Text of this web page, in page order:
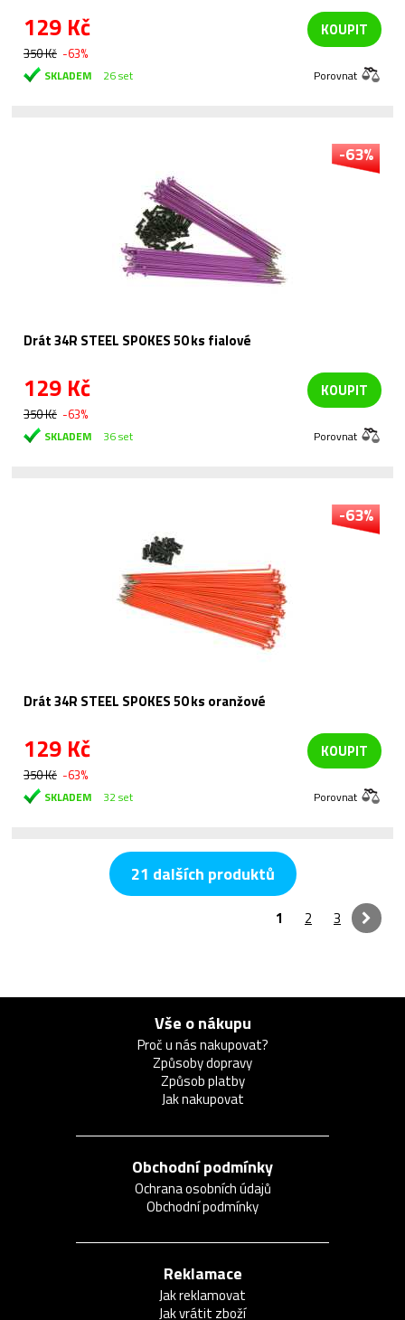
129 Kč
350 Kč -63%
KOUPIT
SKLADEM 26 set Porovnat
-63%
Drát 34R STEEL SPOKES 50 ks fialové
129 Kč
350 Kč -63%
KOUPIT
SKLADEM 36 set Porovnat
-63%
Drát 34R STEEL SPOKES 50 ks oranžové
129 Kč
350 Kč -63%
KOUPIT
SKLADEM 32 set Porovnat
21 dalších produktů
1 2 3
Vše o nákupu
Proč u nás nakupovat?
Způsoby dopravy
Způsob platby
Jak nakupovat
Obchodní podmínky
Ochrana osobních údajů
Obchodní podmínky
Reklamace
Jak reklamovat
Jak vrátit zboží